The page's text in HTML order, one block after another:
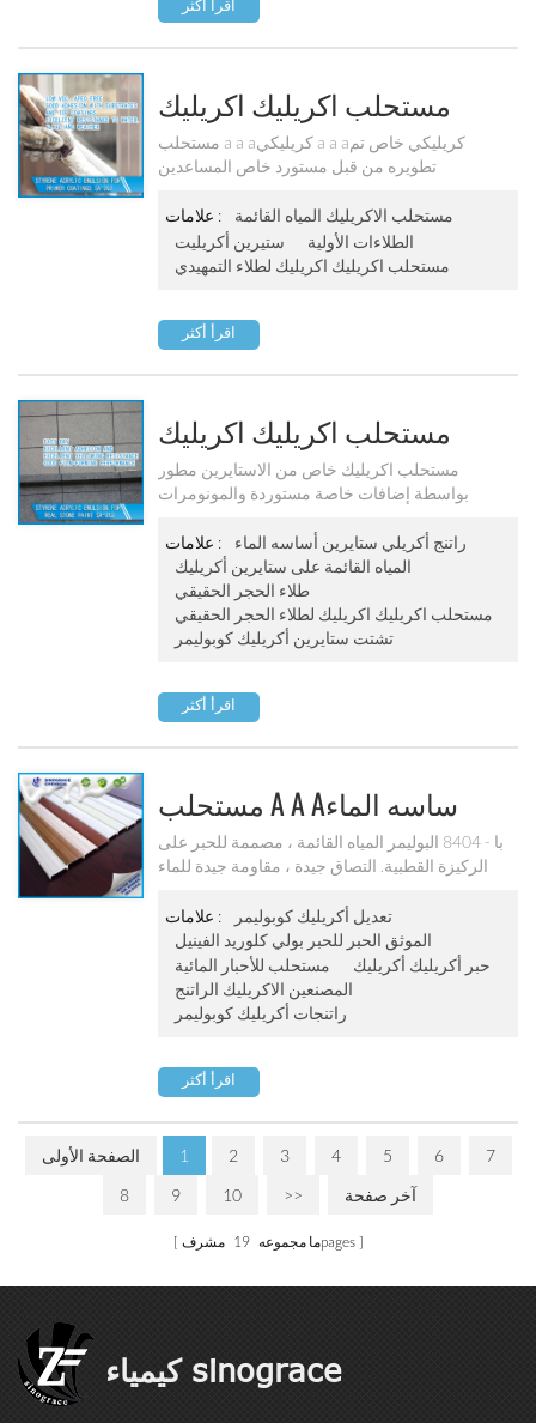
اقرأ أكثر
مستحلب اكريليك اكريليك
لطلاء التمهيدي Sa-207
مستحلب a a aكريليكي a a aكريليكي خاص تم
تطويره من قبل مستورد خاص المساعدين
مشكلة قلوية. لديها مقاومة ممتازة القلوية وقوة
علامات :
مستحلب الاكريليك المياه القائمة
ستيرين أكريليت
الطلاءات الأولية
مستحلب اكريليك اكريليك لطلاء التمهيدي
اقرأ أكثر
مستحلب اكريليك اكريليك
لطلاء الحجارة الحقيقي Sa-212
مستحلب اكريليك خاص من الاستايرين مطور
بواسطة إضافات خاصة مستوردة والمونومرات
aداء تشكيل الفيلم فرض. يمكن a a aن تحل مشكلة
احمرار خدوش الطلاء مثل الحجر.
علامات :
راتنج أكريلي ستايرين أساسه الماء
المياه القائمة على ستايرين أكريليك
طلاء الحجر الحقيقي
مستحلب اكريليك اكريليك لطلاء الحجر الحقيقي
تشتت ستايرين أكريليك كوبوليمر
اقرأ أكثر
مستحلب A A Aساسه الماء
للحبر PVC (ba-8404)
با - 8404 البوليمر المياه القائمة ، مصممة للحبر على
الركيزة القطبية. التصاق جيدة ، مقاومة جيدة للماء
البلاستيكية الناعمة ، فيلم بولي كلوريد الفينيل ، والa a
حافة بولي كلوريد الفينيل وغيرها من إنتاج الحبر
البلاستيكية القائمة على المياه. لا يمكن a a aن تستخدم
كمستحلب طحن الصباغ.
علامات :
تعديل أكريليك كوبوليمر
الموثق الحبر للحبر بولي كلوريد الفينيل
مستحلب للأحبار المائية
حبر أكريليك أكريليك
المصنعين الاكريليك الراتنج
راتنجات أكريليك كوبوليمر
اقرأ أكثر
الصفحة الأولى 1 2 3 4 5 6
7
8
9 10 >> آخر صفحة
ما مجموعه 19 مشرفpages
كيمياء sinograce